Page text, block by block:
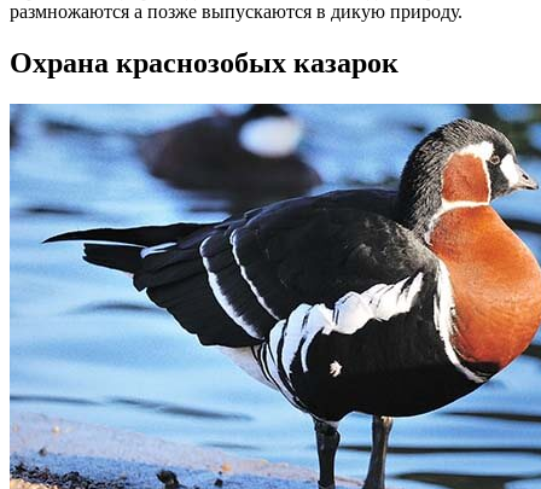
размножаются а позже выпускаются в дикую природу.
Охрана краснозобых казарок